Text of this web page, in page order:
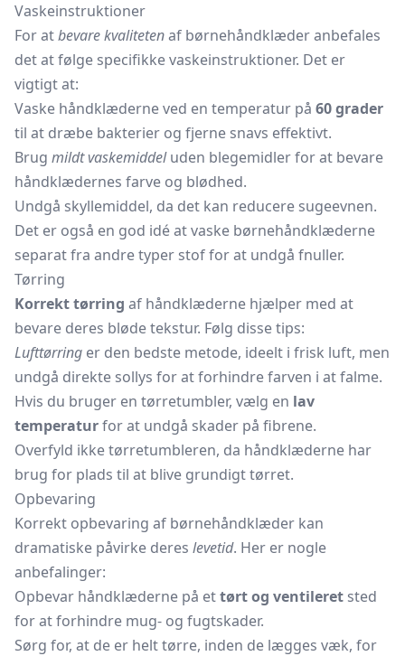
Vaskeinstruktioner
For atbevare kvalitetenaf børnehåndklæder anbefales
det at følge specifikke vaskeinstruktioner. Det er
vigtigt at:
Vaske håndklæderne ved en temperatur på 60 grader
til at dræbe bakterier og fjerne snavs effektivt.
Brug mildt vaskemiddeluden blegemidler for at bevare
håndklædernes farve og blødhed.
Undgå skyllemiddel, da det kan reducere sugeevnen.
Det er også en god idé at vaske børnehåndklæderne
separat fra andre typer stof for at undgå fnuller.
Tørring
Korrekt tørring af håndklæderne hjælper med at
bevare deres bløde tekstur. Følg disse tips:
Lufttørring er den bedste metode, ideelt i frisk luft, men
undgå direkte sollys for at forhindre farven i at falme.
Hvis du bruger en tørretumbler, vælg en lav
temperaturfor at undgå skader på fibrene.
Overfyld ikke tørretumbleren, da håndklæderne har
brug for plads til at blive grundigt tørret.
Opbevaring
Korrekt opbevaring af børnehåndklæder kan
dramatiske påvirke deres levetid. Her er nogle
anbefalinger:
Opbevar håndklæderne på ettørt og ventileret sted
for at forhindre mug- og fugtskader.
Sørg for, at de er helt tørre, inden de lægges væk, for